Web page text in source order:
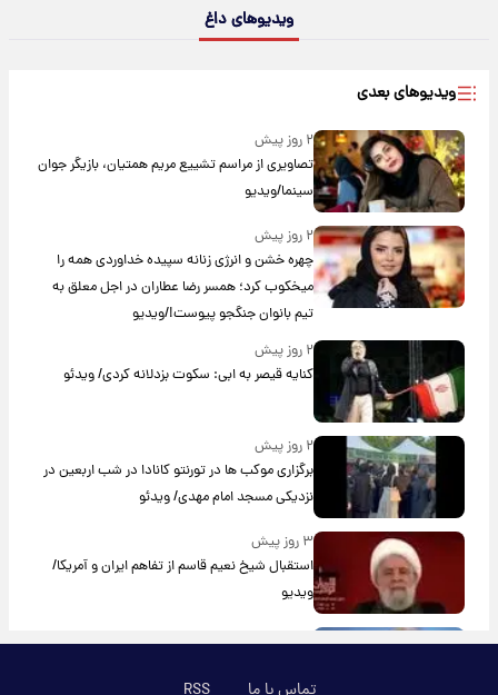
ویدیوهای داغ
ویدیوهای بعدی
۲ روز پیش
تصاویری از مراسم تشییع مریم همتیان، بازیگر جوان
سینما/ویدیو
۲ روز پیش
چهره خشن و انرژی زنانه سپیده خداوردی همه را
میخکوب کرد؛ همسر رضا عطاران در اجل معلق به
تیم بانوان جنگجو پیوست!/ویدیو
۲ روز پیش
کنایه قیصر به ابی: سکوت بزدلانه کردی/ ویدئو
۲ روز پیش
برگزاری موکب ها در تورنتو کانادا در شب اربعین در
نزدیکی مسجد امام مهدی/ ویدئو
۳ روز پیش
استقبال شیخ نعیم قاسم از تفاهم ایران و آمریکا/
ویدیو